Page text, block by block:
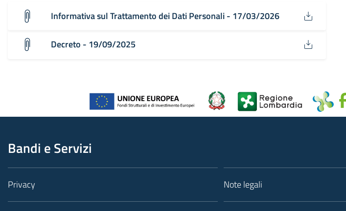
Informativa sul Trattamento dei Dati Personali - 17/03/2026
Decreto - 19/09/2025
Bandi e Servizi
Privacy Note legali